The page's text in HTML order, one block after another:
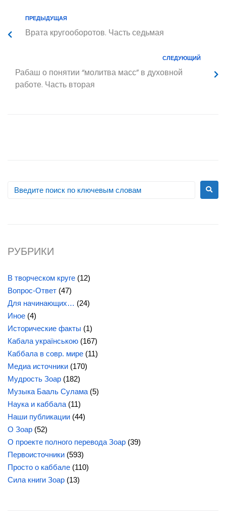
ПРЕДЫДУЩАЯ
Врата кругооборотов. Часть седьмая
СЛЕДУЮЩИЙ
Рабашо понятии “молитва масс” в духовной
работе. Часть вторая
РУБРИКИ
В творческом круге (12)
Вопрос-Ответ (47)
Для начинающих… (24)
Иное (4)
Исторические факты (1)
Кабала українською (167)
Каббала в совр. мире (11)
Медиа источники (170)
Мудрость Зоар (182)
Музыка Бааль Сулама (5)
Наука и каббала (11)
Наши публикации (44)
О Зоар (52)
О проекте полного перевода Зоар (39)
Первоисточники (593)
Просто о каббале (110)
Сила книги Зоар (13)